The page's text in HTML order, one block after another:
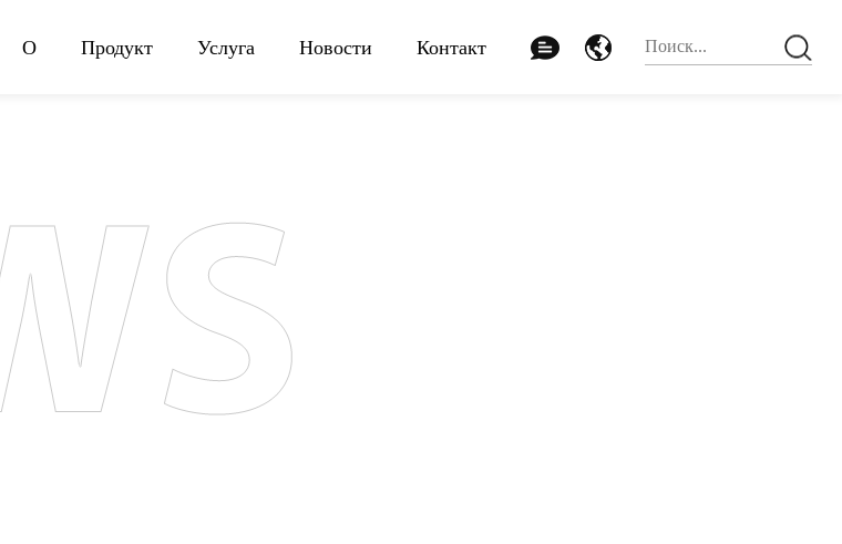
О Продукт Услуга Новости Контакт